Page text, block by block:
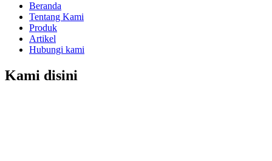
Beranda
Tentang Kami
Produk
Artikel
Hubungi kami
Kami disini